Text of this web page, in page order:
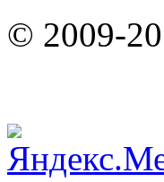
© 2009-